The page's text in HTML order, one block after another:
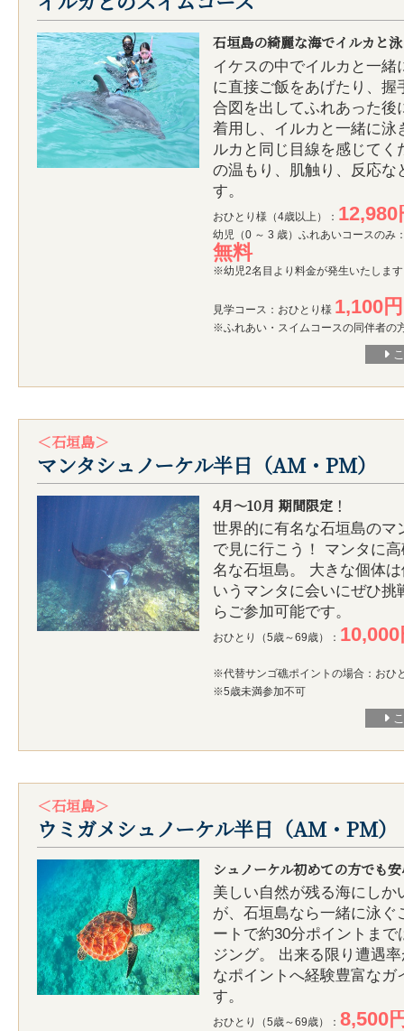
石垣島の綺麗な海でイルカと
イケスの中でイルカと一緒
に直接ご飯をあげたり、握
合図を出してふれあった後
着用し、イルカと一緒に泳
ルカと同じ目線を感じてく
の温もり、肌触り、反応な
す。
おひとり様（4歳以上）： 12,980
幼児（0 ～ 3 歳）ふれあいコースのみ
無料
※幼児2名目より料金が発生いたしま
見学コース：おひとり様 1,100円
※ふれあい・スイムコースの同伴者の
＜石垣島＞
マンタシュノーケル半日（AM・PM）
4月～10月 期間限定！
世界的に有名な石垣島のマ
で見に行こう！ マンタに
名な石垣島。 大きな個体
いうマンタに会いにぜひ挑
らご参加可能です。
おひとり（5歳～69歳）：
※代替サンゴ礁ポイントの場合：おひ
※5歳未満参加不可
＜石垣島＞
ウミガメシュノーケル半日（AM・PM）
シュノーケル初めての方でも
美しい自然が残る海にしか
が、石垣島なら一緒に泳ぐ
ートで約30分ポイントま
ジング。 出来る限り遭遇
なポイントへ経験豊富なガ
す。
おひとり（5歳～69歳）： 8,500